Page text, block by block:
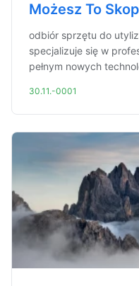
Możesz To
odbiór sprzętu do
specjalizuje się w
pełnym nowych
30.11.-0001